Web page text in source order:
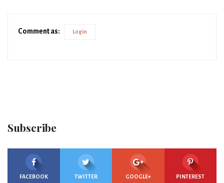
Comment as: Login
Subscribe
FACEBOOK TWITTER GOOGLE+ PINTEREST